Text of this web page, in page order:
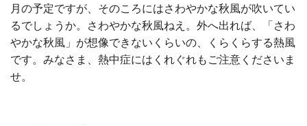
月の予定ですが、そのころにはさわやかな秋風が吹いてい
るでしょうか。さわやかな秋風ねえ。外へ出れば、「さわ
やかな秋風」が想像できないくらいの、くらくらする熱風
です。みなさま、熱中症にはくれぐれもご注意くださいま
せ。